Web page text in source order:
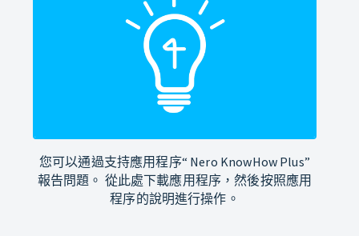
您可以通過支持應用程序“ Nero KnowHow Plus”
報告問題。 從此處下載應用程序，然後按照應用
程序的說明進行操作。